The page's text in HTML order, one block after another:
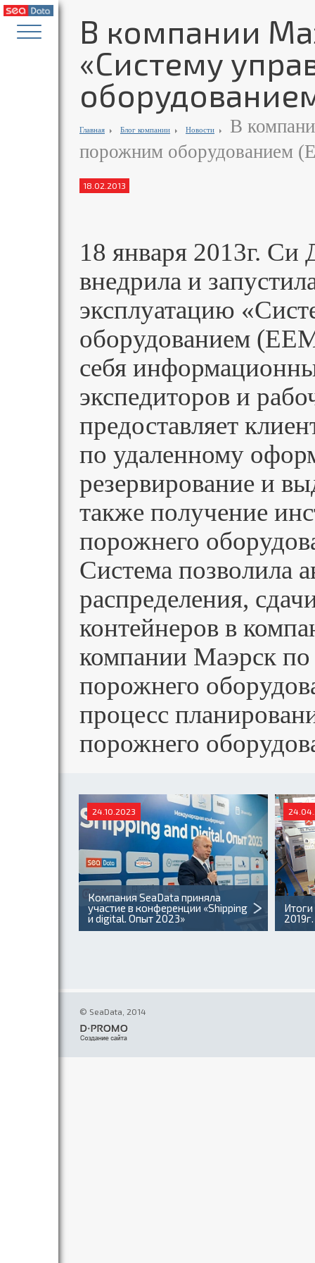
В компании
«Систему
Главная Блог компании Новости
В
порожним оборудованием
18.02.2013
18 января 2013г. Си
внедрила и
эксплуатацию
оборудованием
себя
экспедиторов и
предоставляет
по удаленному
резервирование и
также получение
порожнего
Система позволила
распределения,
контейнеров в
компании Маэрск
порожнего
процесс
порожнего
24.10.2023
Компания SeaData приняла
участие в конференции «Shipping
и digital. Опыт 2023»
2019г.
© SeaData, 2014